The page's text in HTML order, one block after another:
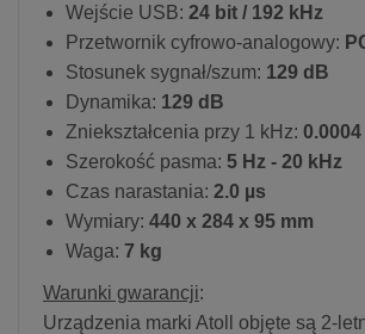
Wejście USB: 24 bit / 192 kHz
Przetwornik cyfrowo-analogowy:
Stosunek sygnał/szum: 129 dB
Dynamika: 129 dB
Zniekształcenia przy 1 kHz: 0.0004
Szerokość pasma: 5 Hz - 20 kHz
Czas narastania: 2.0 µs
Wymiary: 440 x 284 x 95 mm
Waga: 7 kg
Warunki gwarancji:
Urządzenia marki Atoll objęte są 2-